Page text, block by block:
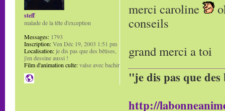
merci caroline
conseils
grand merci a toi
"je dis pas que
http://
steff
malade de la tête d'exception
Messages: 1793
Inscription:Ven Déc 19, 2003 1:51 pm
Localisation: je dis pas que des bêtises,
j'en dessine aussi !
Film d'animation culte:valse avec bachir